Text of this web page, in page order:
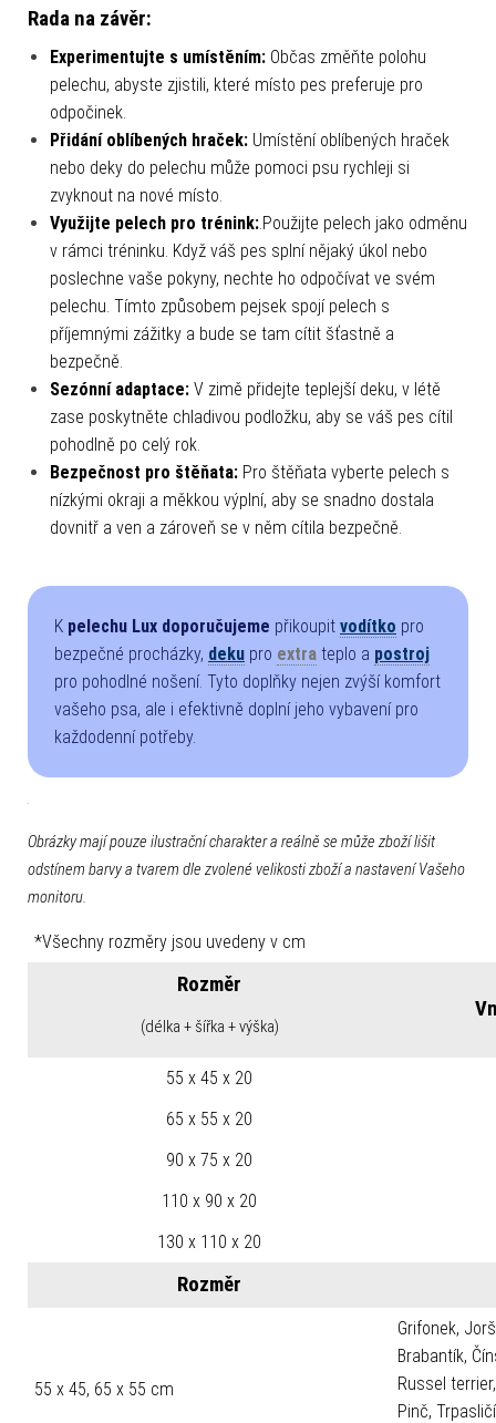
Rada na závěr:
Experimentujte s umístěním: Občas změňte polohu
pelechu, abyste zjistili, které místo pes preferuje pro
odpočinek.
Přidání oblíbených hraček: Umístění oblíbených hraček
nebo deky do pelechu může pomoci psu rychleji si
zvyknout na nové místo.
Využijte pelech pro trénink:.Použijte pelech jako odměnu
v rámci tréninku. Když váš pes splní nějaký úkol nebo
poslechne vaše pokyny, nechte ho odpočívat ve svém
pelechu. Tímto způsobem pejsek spojí pelech s
příjemnými zážitky a bude se tam cítit šťastně a
bezpečně.
Sezónní adaptace: V zimě přidejte teplejší deku, v létě
zase poskytněte chladivou podložku, aby se váš pes cítil
pohodlně po celý rok.
Bezpečnost pro štěňata: Pro štěňata vyberte pelech s
nízkými okraji a měkkou výplní, aby se snadno dostala
dovnitř a ven a zároveň se v něm cítila bezpečně.
K pelechu Lux doporučujeme přikoupit vodítko pro
bezpečné procházky, deku pro extra teplo a postroj
pro pohodlné nošení. Tyto doplňky nejen zvýší komfort
vašeho psa, ale i efektivně doplní jeho vybavení pro
každodenní potřeby.
Obrázky mají pouze ilustrační charakter a reálně se může zboží lišit
odstínem barvy a tvarem dle zvolené velikosti zboží a nastavení Vašeho
monitoru.
*Všechny rozměry jsou uvedeny v cm
Rozměr
(délka + šířka + výška)
55 x 45 x 20
65 x 55 x 20
90 x 75 x 20
110 x 90 x 20
130 x 110 x 20
Rozměr
55 x 45, 65 x 55 cm
Grifonek,
Brabantík,
Russel
Pinč,